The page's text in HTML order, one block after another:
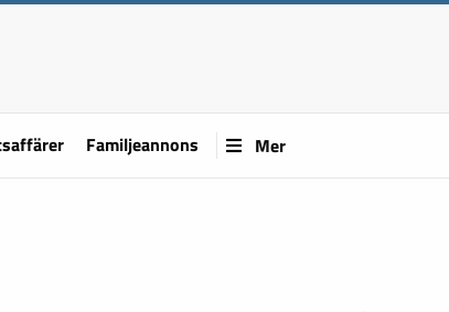
Familjeannons Mer